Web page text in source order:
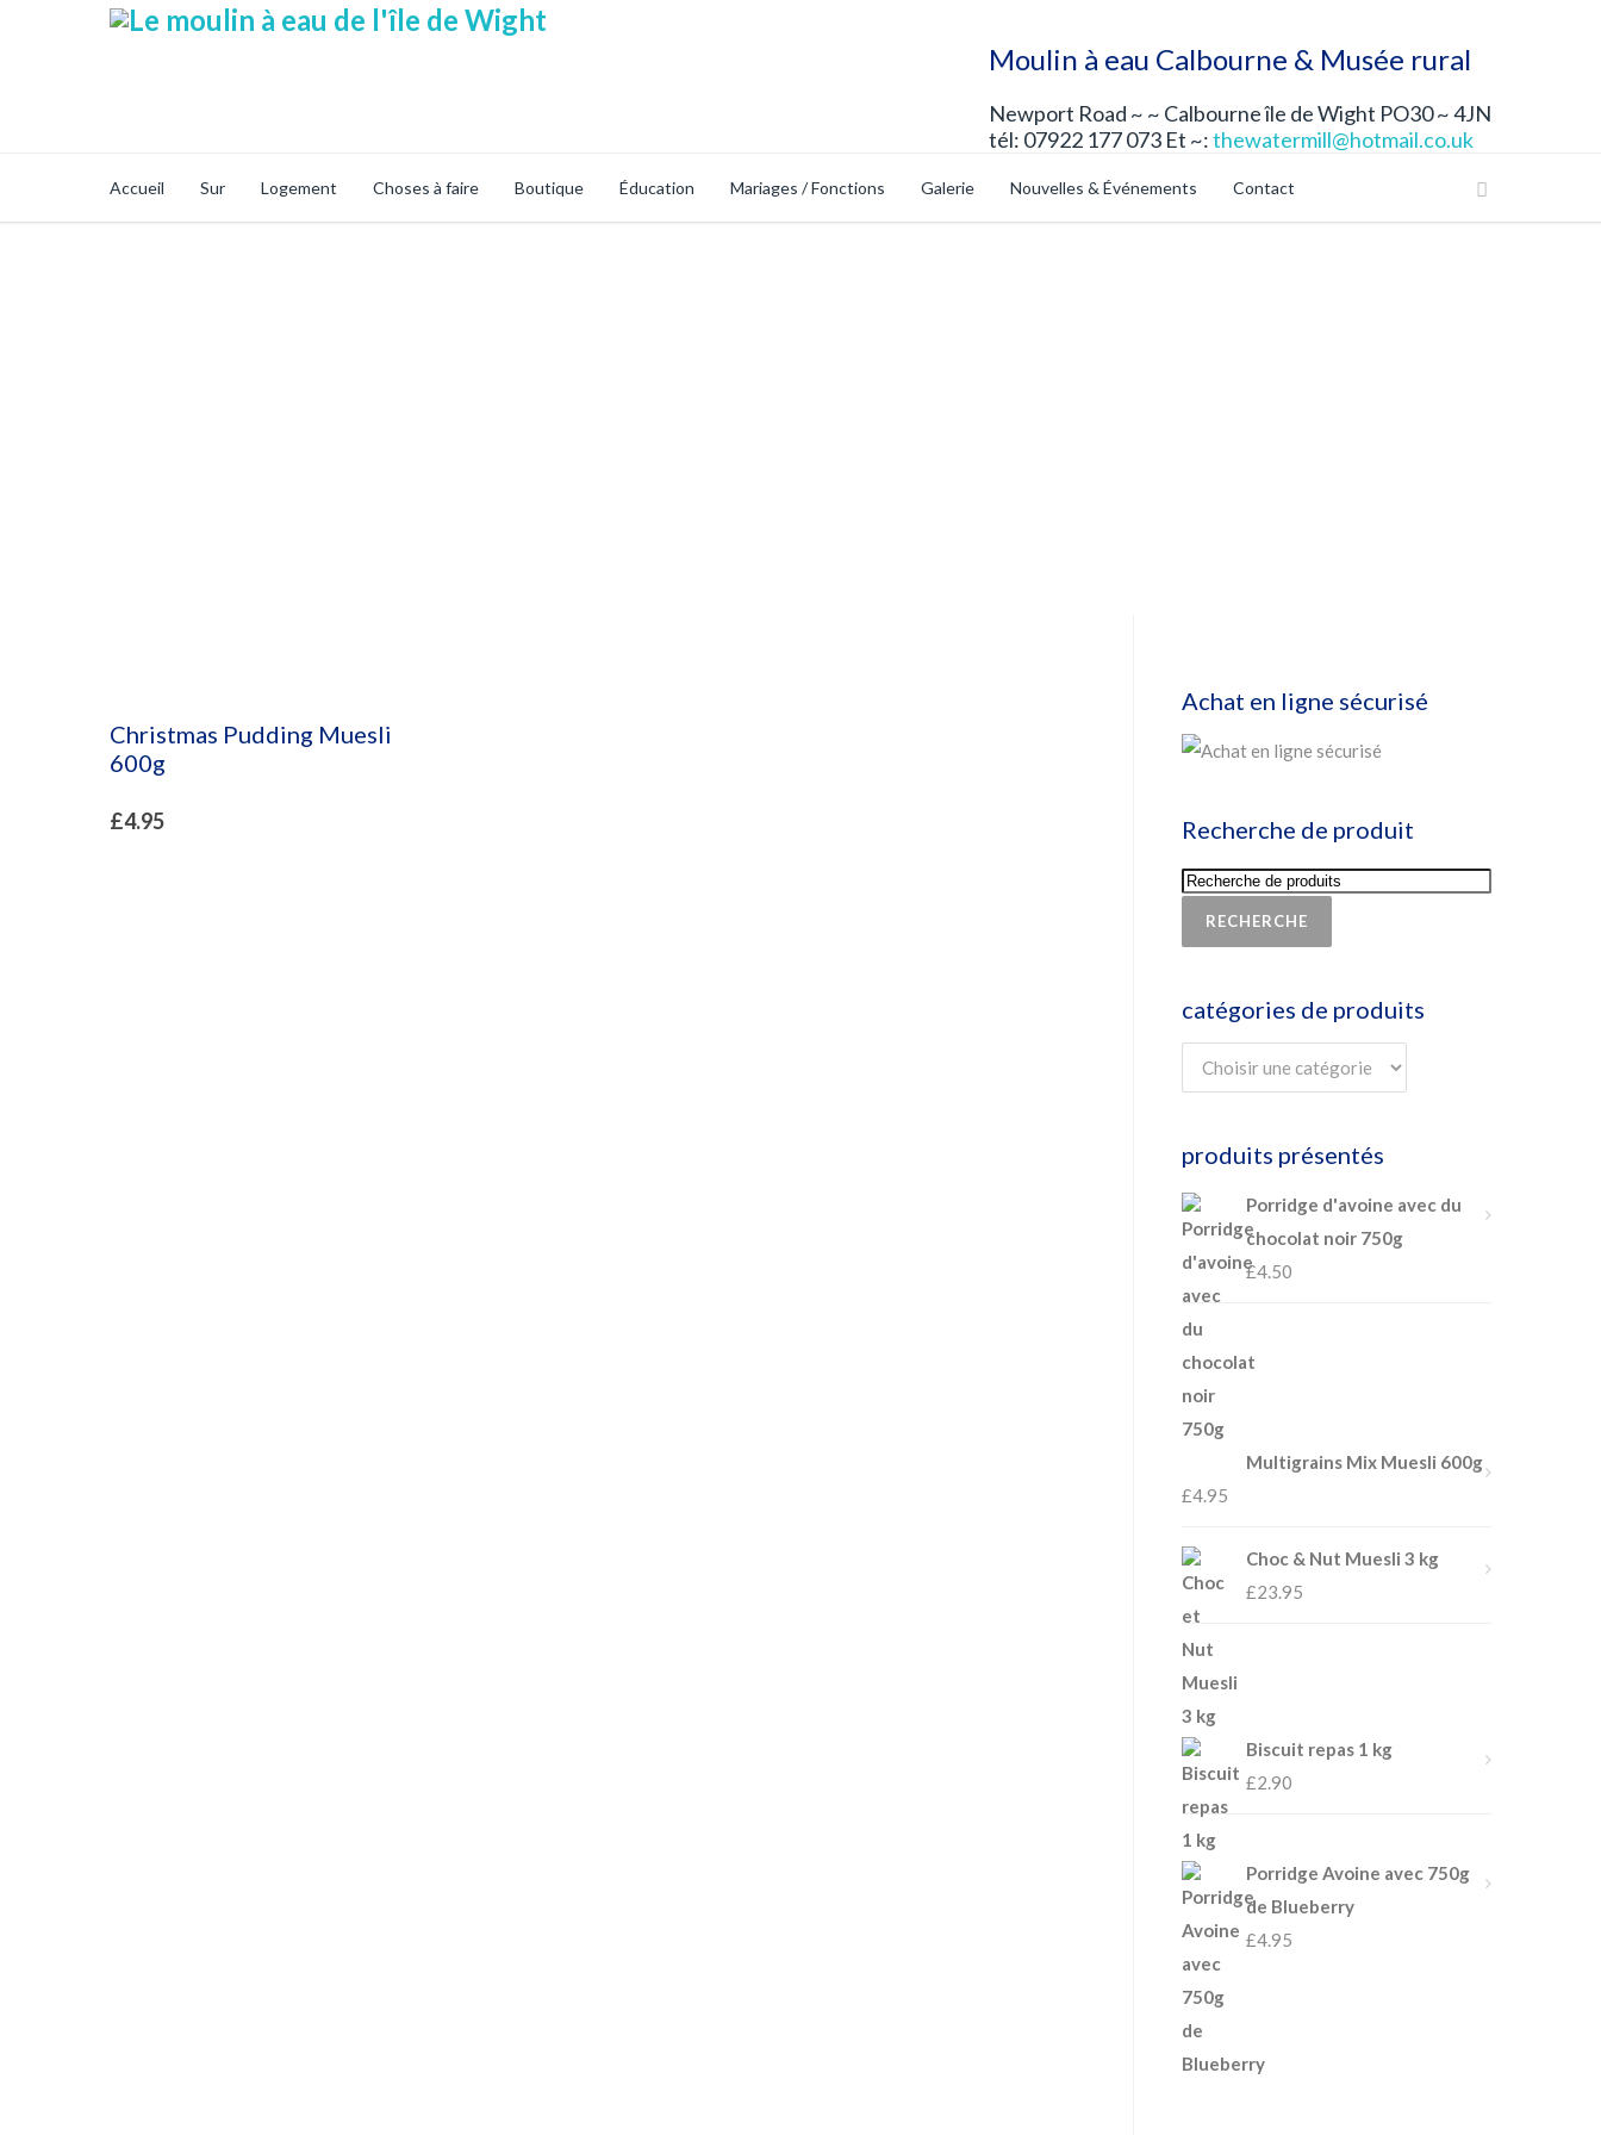
Moulin à eau Calbourne & Musée rural
Newport Road ~ ~ Calbourne île de Wight PO30 ~ 4JN
tél: 07922 177 073 Et ~:thewatermill@hotmail.co.uk
Accueil Sur Logement Choses à faire Boutique Éducation Mariages / Fonctions Galerie Nouvelles & Événements Contact
Christmas Pudding Muesli
600g
£4.95
Achat en ligne sécurisé
Recherche de produit
RECHERCHE
catégories de produits
produits présentés
Porridge d'avoine avec du
chocolat noir 750g
£4.50
Multigrains Mix Muesli 600g
£4.95
Choc & Nut Muesli 3 kg
£23.95
Biscuit repas 1 kg
£2.90
Porridge Avoine avec 750g
de Blueberry
£4.95